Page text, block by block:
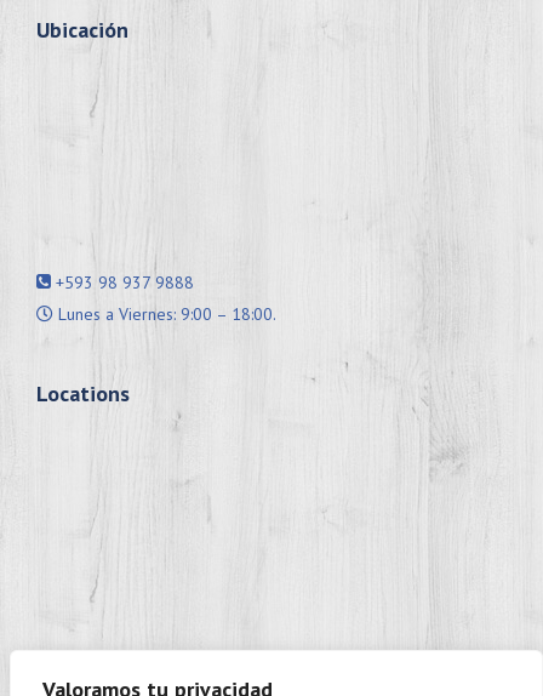
Valoramos tu privacidad
Ubicación
+593 98 937 9888
Lunes a Viernes: 9:00 – 18:00.
Locations